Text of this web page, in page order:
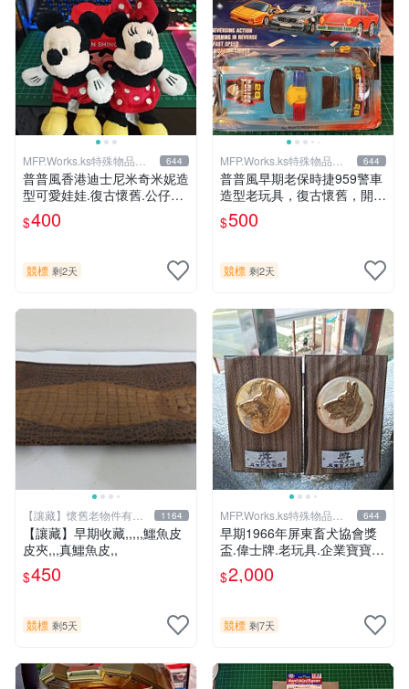
MFP.Works.ks特殊物品販
賣部
644
普普風香港迪士尼米奇米妮造
型可愛娃娃.復古懷舊.公仔擺
飾.老玩具,大同寶寶，老車，
老東西，水水，型男.VINTAG
$400
競標 剩2天
MFP.Works.ks特殊物品販
賣部
644
普普風早期老保時捷959警車
造型老玩具，復古懷舊，開店
擺飾，老東西，老玩具，偉士
牌，水水，型男，vintage，
$500
競標 剩2天
【讓藏】懷舊老物件有感
情有故事
1164
【讓藏】早期收藏,,,,,鱷魚皮
皮夾,,,真鱷魚皮,,
$450
競標 剩5天
MFP.Works.ks特殊物品販
賣部
644
早期1966年屏東畜犬協會獎
盃.偉士牌.老玩具.企業寶寶.
公仔,大同寶寶，老車，老東
西，水水，型男.VINTAGE參
$2,000
競標 剩7天